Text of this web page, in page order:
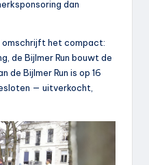
dan
het compact:
de Bijlmer Run bouwt de
de Bijlmer Run is op 16
— uitverkocht,